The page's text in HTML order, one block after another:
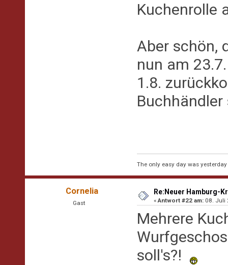
Kuchenrolle
Aber schön,
nun am
1.8.
The only easy day was yesterday
Cornelia
Gast
Re:Neuer Hamburg-
«Antwort #22 am: 08. Juli
Mehrere
soll's?!